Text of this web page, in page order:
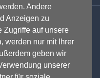
Andere
Anzeigen zu
Zugriffe auf unsere
werden nur mit Ihrer
geben wir
unserer
- Fachanwalt
-
Recht -
,
Recht und